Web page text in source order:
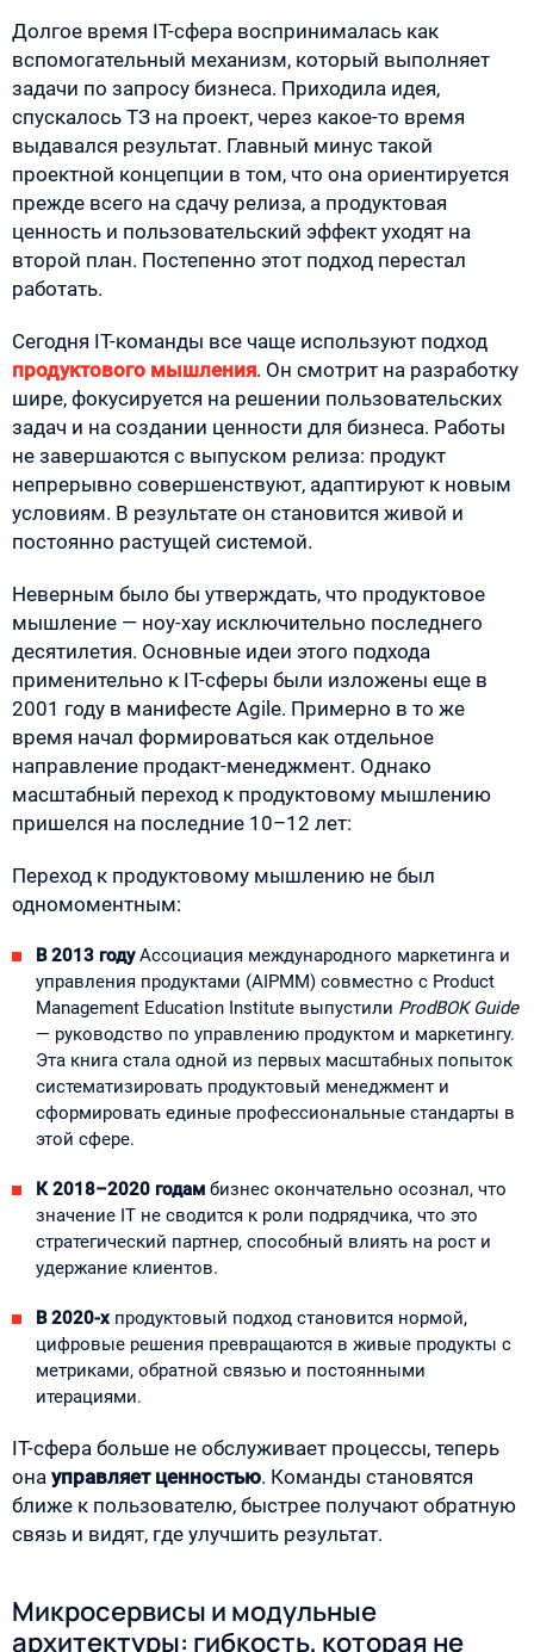
Долгое время IT-сфера воспринималась как
вспомогательный механизм, который выполняет
задачи по запросу бизнеса. Приходила идея,
спускалось ТЗ на проект, через какое-то время
выдавался результат. Главный минус такой
проектной концепции в том, что она ориентируется
прежде всего на сдачу релиза, а продуктовая
ценность и пользовательский эффект уходят на
второй план. Постепенно этот подход перестал
работать.
Сегодня IT-команды все чаще используют подход
продуктового мышления. Он смотрит на разработку
шире, фокусируется на решении пользовательских
задач и на создании ценности для бизнеса. Работы
не завершаются с выпуском релиза: продукт
непрерывно совершенствуют, адаптируют к новым
условиям. В результате он становится живой и
постоянно растущей системой.
Неверным было бы утверждать, что продуктовое
мышление — ноу-хау исключительно последнего
десятилетия. Основные идеи этого подхода
применительно к IT-сферы были изложены еще в
2001 году в манифесте Agile. Примерно в то же
время начал формироваться как отдельное
направление продакт-менеджмент. Однако
масштабный переход к продуктовому мышлению
пришелся на последние 10–12 лет:
Переход к продуктовому мышлению не был
одномоментным:
В 2013 годуАссоциация международного маркетинга и
управления продуктами (AIPMM) совместно с Product
Management Education Institute выпустили ProdBOK Guide
— руководство по управлению продуктом и маркетингу.
Эта книга стала одной из первых масштабных попыток
систематизировать продуктовый менеджмент и
сформировать единые профессиональные стандарты в
этой сфере.
К 2018–2020 годам бизнес окончательно осознал, что
значение IT не сводится к роли подрядчика, что это
стратегический партнер, способный влиять на рост и
удержание клиентов.
В 2020-х продуктовый подход становится нормой,
цифровые решения превращаются в живые продукты с
метриками, обратной связью и постоянными
итерациями.
IT-сфера больше не обслуживает процессы, теперь
она управляет ценностью. Команды становятся
ближе к пользователю, быстрее получают обратную
связь и видят, где улучшить результат.
Микросервисы и модульные
архитектуры: гибкость, которая не